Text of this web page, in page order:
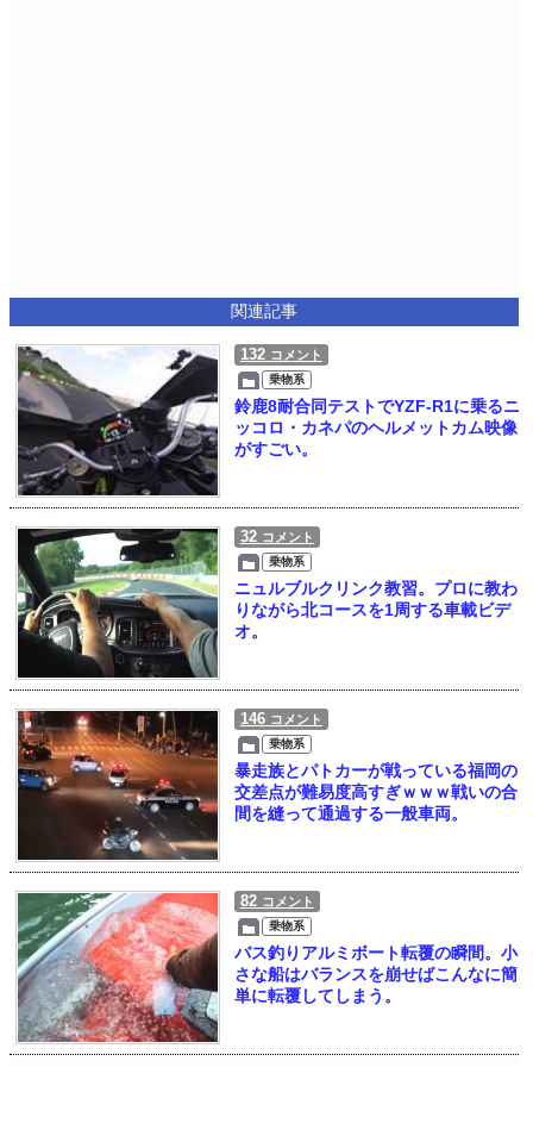
関連記事
132 コメント
乗物系
鈴鹿8耐合同テストでYZF-R1に乗るニ
ッコロ・カネパのヘルメットカム映像
がすごい。
32 コメント
乗物系
ニュルブルクリンク教習。プロに教わ
りながら北コースを1周する車載ビデ
オ。
146 コメント
乗物系
暴走族とパトカーが戦っている福岡の
交差点が難易度高すぎｗｗｗ戦いの合
間を縫って通過する一般車両。
82 コメント
乗物系
バス釣りアルミボート転覆の瞬間。小
さな船はバランスを崩せばこんなに簡
単に転覆してしまう。